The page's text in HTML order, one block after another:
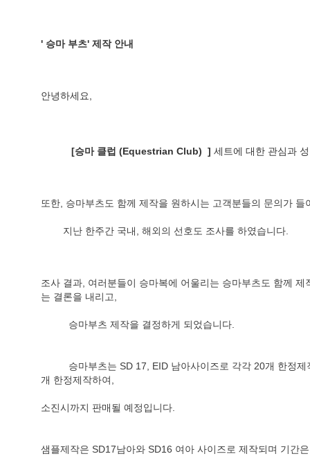
' 승마 부츠' 제작 안내
안녕하세요,
[승마 클럽 (Equestrian Club) ] 세트에 대한 관심과
또한, 승마부츠도 함께 제작을 원하시는 고객분들의 문의가 들
        지난 한주간 국내, 해외의 선호도 조사를 하였습니다.
조사 결과, 여러분들이 승마복에 어울리는 승마부츠도 함께
는 결론을 내리고,
          승마부츠 제작을 결정하게 되었습니다.
개 한정제작하여,
소진시까지 판매될 예정입니다.
샘플제작은 SD17남아와 SD16 여아 사이즈로 제작되며 기간